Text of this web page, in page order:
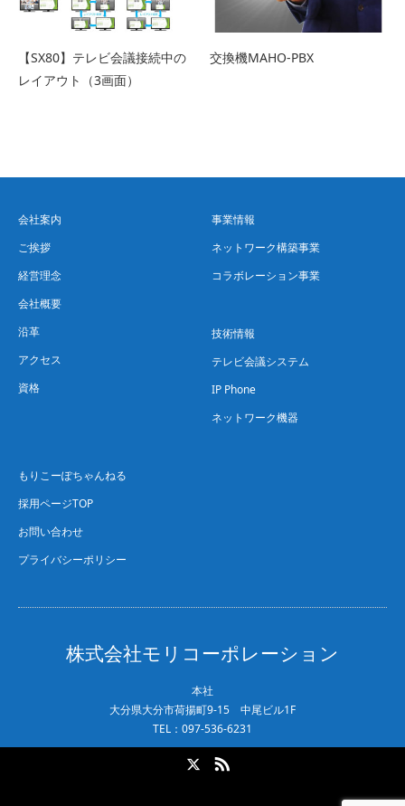
【SX80】テレビ会議接続中の
レイアウト（3画面）
交換機MAHO-PBX
会社案内
ご挨拶
経営理念
会社概要
沿革
アクセス
資格
事業情報
ネットワーク構築事業
コラボレーション事業
技術情報
テレビ会議システム
IP Phone
ネットワーク機器
もりこーぽちゃんねる
採用ページTOP
お問い合わせ
プライバシーポリシー
株式会社モリコーポレーション
本社
大分県大分市荷揚町9-15 中尾ビル1F
TEL：097-536-6231
X RSS